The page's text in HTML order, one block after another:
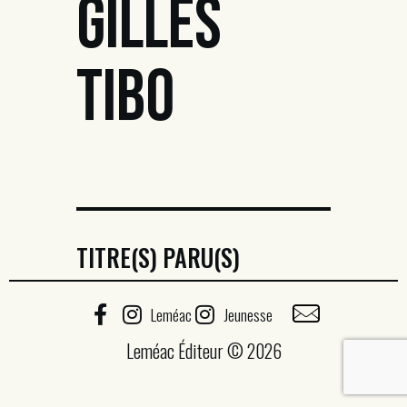
GILLES
TIBO
TITRE(S) PARU(S)
Leméac Jeunesse
Leméac Éditeur © 2026